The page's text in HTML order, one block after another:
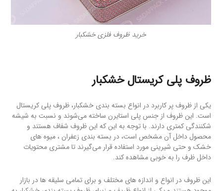
خرید ظروف فلزی خشکبار
ظروف پلی کریستال خشکبار
یکی از ظروف پر کاربرد در انواع بسته بندی خشکبار، ظروف پلی کریستال
است. این ظروف از جنس پلی استایرن ساخته می‌شوند و نسبت به شیشه
شکنندگی کمتری دارند. با توجه به این که این ظروف شفاف هستند و
محصول داخل آن مشخص است، در بسته بندی زعفران ، میوه های
خشک و حتی شیرینی مورد استفاده قرار می‌گیرند تا مشتری محتویات
داخل ظرف را به خوبی مشاهده کند.
این ظروف در انواع و اندازه های مختلف و برای تمامی سلیقه ها در بازار